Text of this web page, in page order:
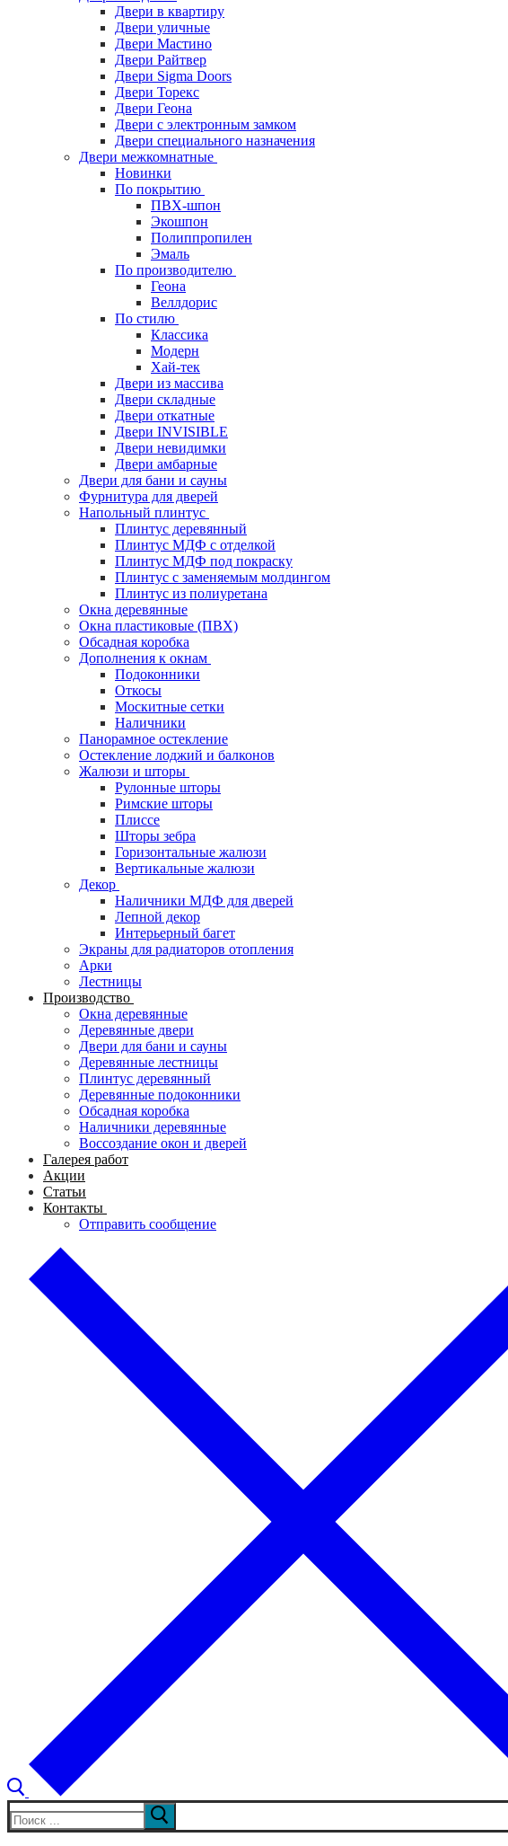
Двери в квартиру
Двери уличные
Двери Мастино
Двери Райтвер
Двери Sigma Doors
Двери Торекс
Двери Геона
Двери с электронным замком
Двери специального назначения
Двери межкомнатные
Новинки
По покрытию
ПВХ-шпон
Экошпон
Полиппропилен
Эмаль
По производителю
Геона
Веллдорис
По стилю
Классика
Модерн
Хай-тек
Двери из массива
Двери складные
Двери откатные
Двери INVISIBLE
Двери невидимки
Двери амбарные
Двери для бани и сауны
Фурнитура для дверей
Напольный плинтус
Плинтус деревянный
Плинтус МДФ с отделкой
Плинтус МДФ под покраску
Плинтус с заменяемым молдингом
Плинтус из полиуретана
Окна деревянные
Окна пластиковые (ПВХ)
Обсадная коробка
Дополнения к окнам
Подоконники
Откосы
Москитные сетки
Наличники
Панорамное остекление
Остекление лоджий и балконов
Жалюзи и шторы
Рулонные шторы
Римские шторы
Плиссе
Шторы зебра
Горизонтальные жалюзи
Вертикальные жалюзи
Декор
Наличники МДФ для дверей
Лепной декор
Интерьерный багет
Экраны для радиаторов отопления
Арки
Лестницы
Производство
Окна деревянные
Деревянные двери
Двери для бани и сауны
Деревянные лестницы
Плинтус деревянный
Деревянные подоконники
Обсадная коробка
Наличники деревянные
Воссоздание окон и дверей
Галерея работ
Акции
Статьи
Контакты
Отправить сообщение
Искать: